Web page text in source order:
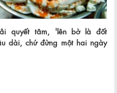
quyết tâm, 'lên bờ là đốt
dài, chứ đừng một hai ngày